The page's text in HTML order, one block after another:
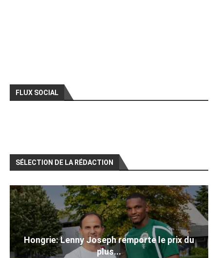
FLUX SOCIAL
SÉLECTION DE LA RÉDACTION
Hongrie: Lenny Joseph remporte le prix du
plus...